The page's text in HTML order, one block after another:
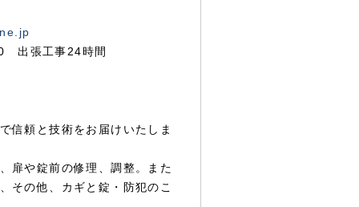
出張工事24時間
信頼と技術をお届けいたしま
扉や錠前の修理、調整。また
その他、カギと錠・防犯のこ